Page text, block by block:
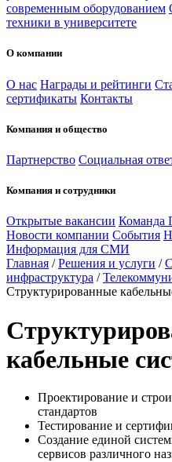
современным оборудованием
техники в университете
О компании
О нас Награды и рейтинги
сертификаты Контакты
Компания и общество
Партнерство Социальная
Компания и сотрудники
Открытые вакансии Команда
Новости компании События
Информация для СМИ
Главная / Решения и услуги /
инфраструктура /
Структурированные
кабельные
Проектирование и
стандартов
Тестирование и
Создание единой
сервисов различного